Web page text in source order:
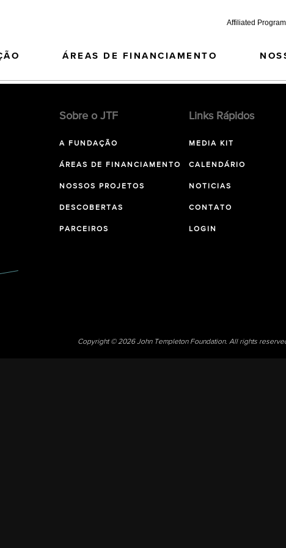
Affiliated
ÁREAS DE FINANCIAMENTO
Sobre o JTF
A FUNDAÇÃO
ÁREAS DE FINANCIAMENTO
NOSSOS PROJETOS
DESCOBERTAS
PARCEIROS
Links Rápidos
MEDIA KIT
CALENDÁRIO
NOTICIAS
CONTATO
LOGIN
Copyright © 2026 John Templeton Foundation. All rights